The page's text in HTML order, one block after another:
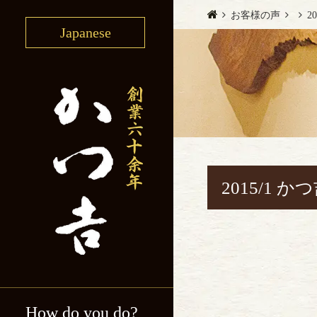
Japanese
How do you do?
お客様の声
2015/1 か